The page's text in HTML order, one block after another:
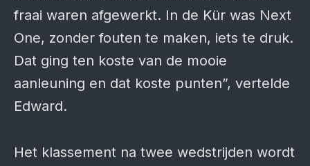
fraai waren afgewerkt. In de Kür was Next
One, zonder fouten te maken, iets te druk.
Dat ging ten koste van de mooie
aanleuning en dat koste punten”, vertelde
Edward.
Het klassement na twee wedstrijden wordt